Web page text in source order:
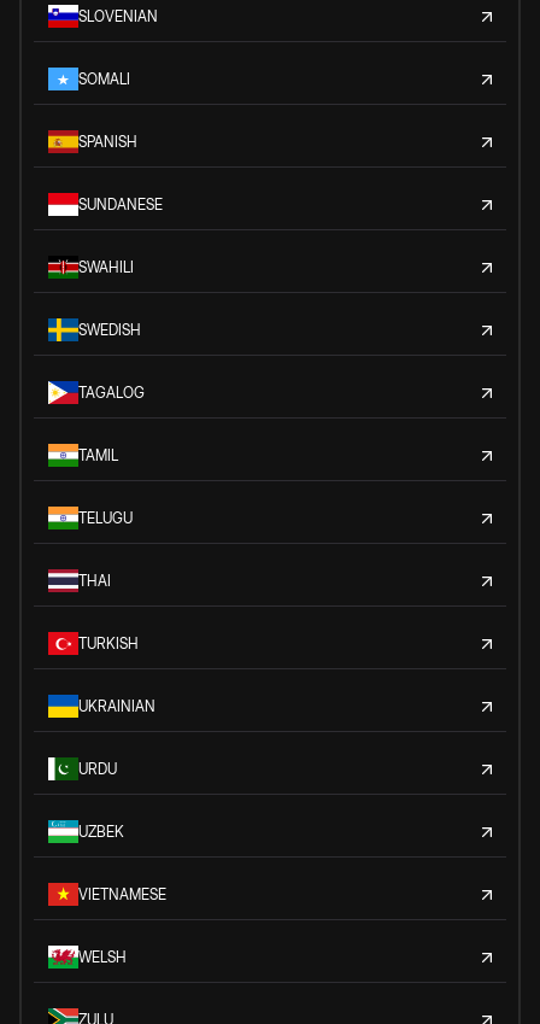
SLOVENIAN
SOMALI
SPANISH
SUNDANESE
SWAHILI
SWEDISH
TAGALOG
TAMIL
TELUGU
THAI
TURKISH
UKRAINIAN
URDU
UZBEK
VIETNAMESE
WELSH
ZULU